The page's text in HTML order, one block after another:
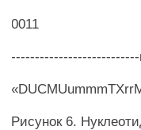
0011
Рисунок 6.